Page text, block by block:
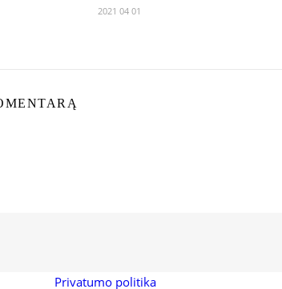
2021 04 01
Privatumo politika